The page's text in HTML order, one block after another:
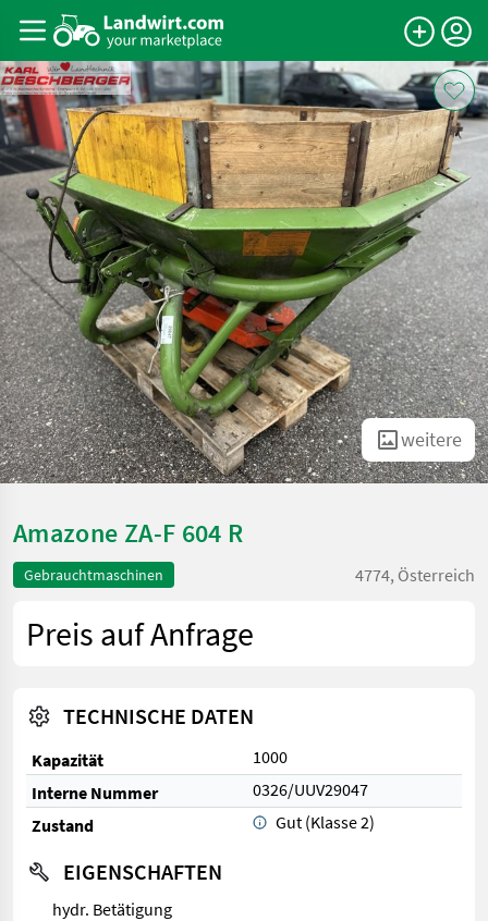
weitere
Amazone ZA-F 604 R
Gebrauchtmaschinen 4774, Österreich
Preis auf Anfrage
TECHNISCHE DATEN
Kapazität
1000
Interne Nummer
0326/UUV29047
Zustand
Gut (Klasse 2)
EIGENSCHAFTEN
hydr. Betätigung